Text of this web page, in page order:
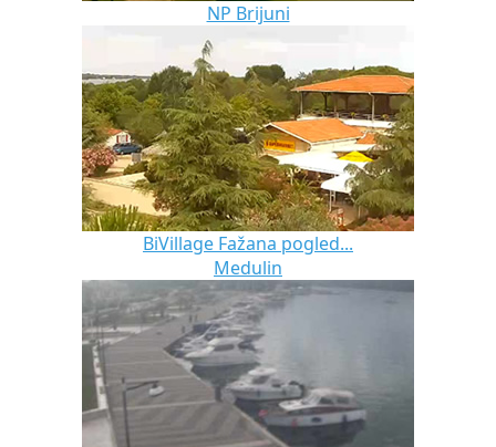
NP Brijuni
BiVillage Fažana pogled...
Medulin